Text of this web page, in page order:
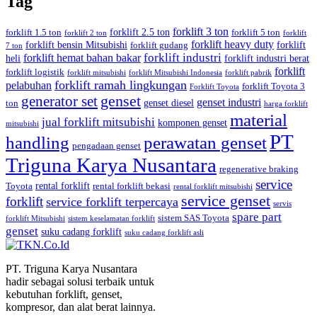
forklift 1.5 ton forklift 2 ton forklift 2.5 ton forklift 3 ton forklift 5 ton forklift
7 ton forklift bensin Mitsubishi forklift gudang forklift heavy duty forklift
heli forklift hemat bahan bakar forklift industri forklift industri berat
forklift logistik forklift mitsubishi forklift Mitsubishi Indonesia forklift pabrik forklift
pelabuhan forklift ramah lingkungan Forklift Toyota forklift Toyota 3
ton generator set genset genset diesel genset industri harga forklift
mitsubishi jual forklift mitsubishi komponen genset material
handling pengadaan genset perawatan gensetPT
Triguna Karya Nusantara regenerative braking
Toyota rental forklift rental forklift bekasi rental forklift mitsubishi service
forklift service forklift terpercaya service genset servis
forklift Mitsubishi sistem keselamatan forklift sistem SAS Toyota spare part
genset suku cadang forklift suku cadang forklift asli
PT. Triguna Karya Nusantara
hadir sebagai solusi terbaik untuk
kebutuhan forklift, genset,
kompresor, dan alat berat lainnya.